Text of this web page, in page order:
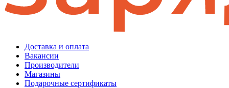
Доставка и оплата
Вакансии
Производители
Магазины
Подарочные сертификаты